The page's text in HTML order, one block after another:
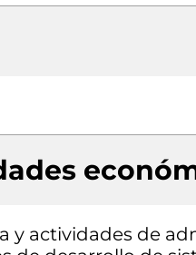
y actividades de